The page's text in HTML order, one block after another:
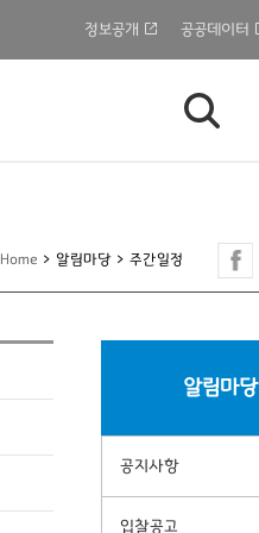
정보공개 공공데이터
Home > 알림마당 > 주간일정
알림마당
공지사항
입찰공고